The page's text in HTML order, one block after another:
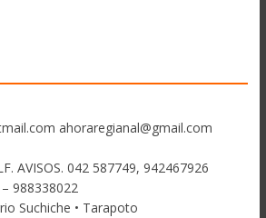
ahoraregianal@gmail.com
AVISOS. 042 587749, 942467926
988338022
Suchiche • Tarapoto